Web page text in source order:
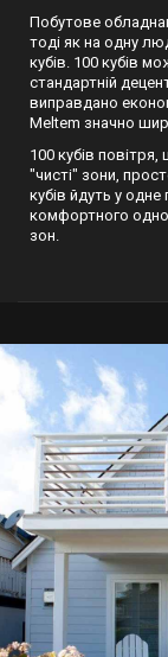
Побутове
тоді як на одну
кубів. 100 кубів
стандартній
виправдано
Meltem значно
100 кубів
"чисті" зони,
кубів йдуть у
комфортного
зон.